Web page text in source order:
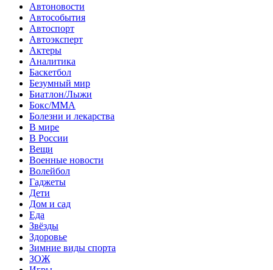
Автоновости
Автособытия
Автоспорт
Автоэксперт
Актеры
Аналитика
Баскетбол
Безумный мир
Биатлон/Лыжи
Бокс/MMA
Болезни и лекарства
В мире
В России
Вещи
Военные новости
Волейбол
Гаджеты
Дети
Дом и сад
Еда
Звёзды
Здоровье
Зимние виды спорта
ЗОЖ